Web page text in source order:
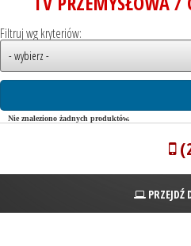
Filtruj wg kryteriów:
Nie znaleziono żadnych produktów.
PRZEJDŹ